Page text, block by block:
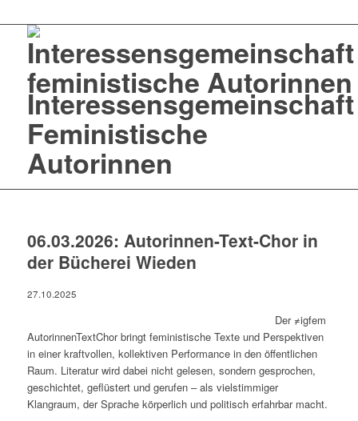
Interessensgemeinschaft
Feministische
Autorinnen
06.03.2026: Autorinnen-Text-Chor in
der Bücherei Wieden
27.10.2025
Der ≠igfem
AutorinnenTextChor bringt feministische Texte und Perspektiven
in einer kraftvollen, kollektiven Performance in den öffentlichen
Raum. Literatur wird dabei nicht gelesen, sondern gesprochen,
geschichtet, geflüstert und gerufen – als vielstimmiger
Klangraum, der Sprache körperlich und politisch erfahrbar macht.